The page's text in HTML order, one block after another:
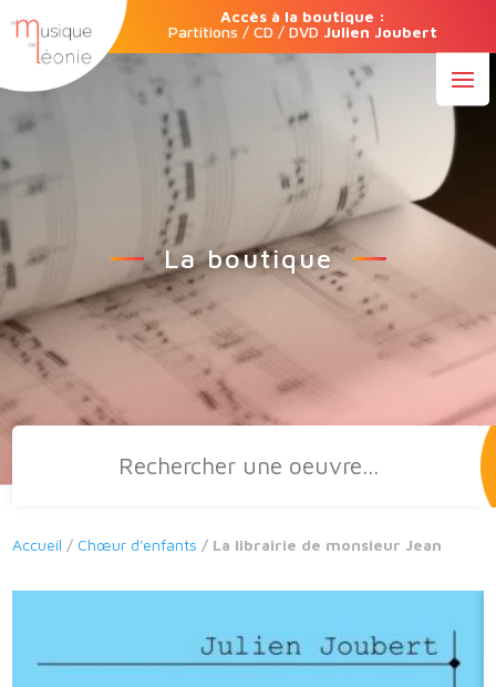
Accès à la boutique :
Partitions / CD / DVD Julien Joubert
La boutique
Recherche
Accueil / Chœur d'enfants / La librairie de monsieur Jean